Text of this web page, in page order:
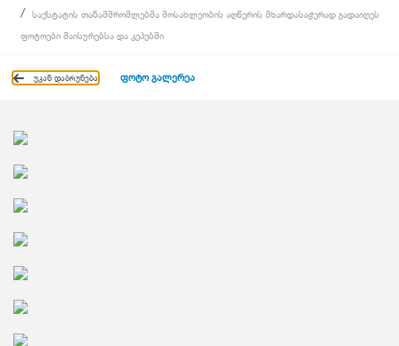
საქსტატის თანამშრომლებმა მოსახლეობის აღწერის მხარდასაჭერად გადაიღეს
ფოტოები მაისურებსა და კეპებში
უკან დაბრუნება ფოტო გალერეა